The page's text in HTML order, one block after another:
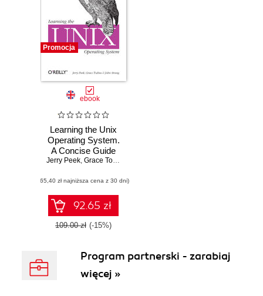
Promocja
ebook
Learning the Unix
Operating System.
A Concise Guide
for the New User.
Jerry Peek, Grace Todino
(65,40 zł najniższa cena z 30 dni)
92.65 zł
109.00 zł (-15%)
Program partnerski - zarabiaj
więcej »